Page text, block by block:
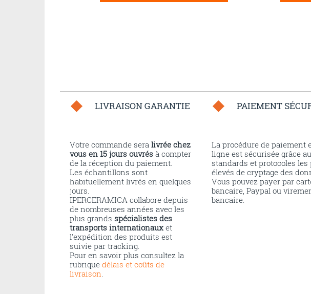
LIVRAISON GARANTIE
Votre commande sera livrée chez
vous en 15 jours ouvrés à compter
de la réception du paiement.
Les échantillons sont
habituellement livrés en quelques
jours.
IPERCERAMICA collabore depuis
de nombreuses années avec les
plus grands spécialistes des
transports internationaux et
l'expédition des produits est
suivie par tracking.
Pour en savoir plus consultez la
rubrique délais et coûts de
livraison.
PAIEMENT
La procédure de paiement
ligne est sécurisée grâce
standards et protocoles les
élevés de cryptage des
Vous pouvez payer par
bancaire, Paypal ou
bancaire.